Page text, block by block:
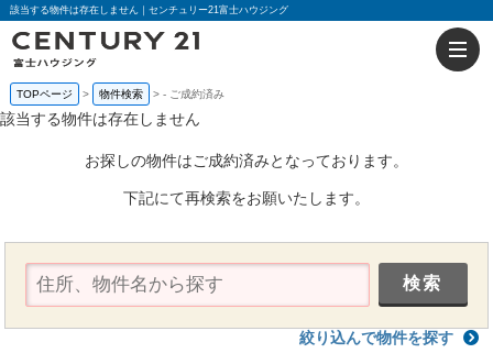
該当する物件は存在しません｜センチュリー21富士ハウジング
TOPページ 物件検索 - ご成約済み
該当する物件は存在しません
お探しの物件はご成約済みとなっております。
下記にて再検索をお願いたします。
絞り込んで物件を探す